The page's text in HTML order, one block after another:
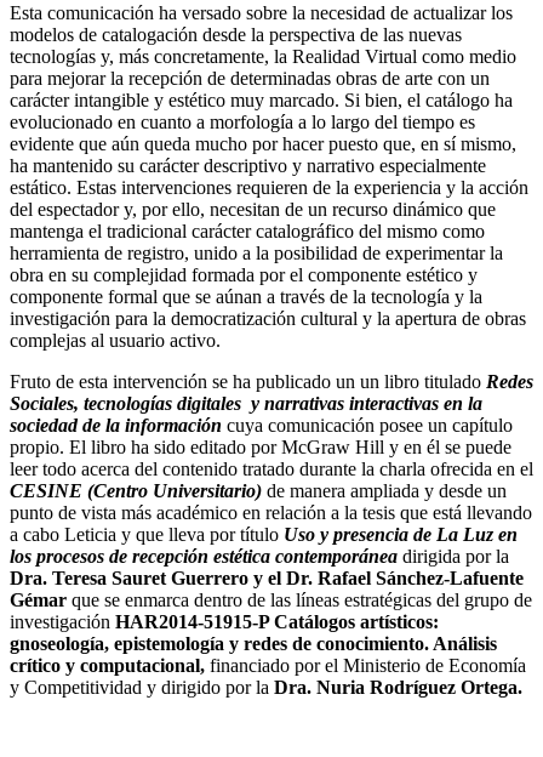
Esta comunicación ha versado sobre la necesidad de actualizar los
modelos de catalogación desde la perspectiva de las nuevas
tecnologías y, más concretamente, la Realidad Virtual como medio
para mejorar la recepción de determinadas obras de arte con un
carácter intangible y estético muy marcado. Si bien, el catálogo ha
evolucionado en cuanto a morfología a lo largo del tiempo es
evidente que aún queda mucho por hacer puesto que, en sí mismo,
ha mantenido su carácter descriptivo y narrativo especialmente
estático. Estas intervenciones requieren de la experiencia y la acción
del espectador y, por ello, necesitan de un recurso dinámico que
mantenga el tradicional carácter catalográfico del mismo como
herramienta de registro, unido a la posibilidad de experimentar la
obra en su complejidad formada por el componente estético y
componente formal que se aúnan a través de la tecnología y la
investigación para la democratización cultural y la apertura de obras
complejas al usuario activo.
Fruto de esta intervención se ha publicado un un libro titulado Redes
Sociales, tecnologías digitales y narrativas interactivas en la
sociedad de la información cuya comunicación posee un capítulo
propio. El libro ha sido editado por McGraw Hill y en él se puede
leer todo acerca del contenido tratado durante la charla ofrecida en el
CESINE (Centro Universitario) de manera ampliada y desde un
punto de vista más académico en relación a la tesis que está llevando
a cabo Leticia y que lleva por título Uso y presencia de La Luz en
los procesos de recepción estética contemporánea dirigida por la
Dra. Teresa Sauret Guerrero y el Dr. Rafael Sánchez-Lafuente
Gémar que se enmarca dentro de las líneas estratégicas del grupo de
investigación HAR2014-51915-P Catálogos artísticos:
gnoseología, epistemología y redes de conocimiento. Análisis
crítico y computacional, financiado por el Ministerio de Economía
y Competitividad y dirigido por la Dra. Nuria Rodríguez Ortega.